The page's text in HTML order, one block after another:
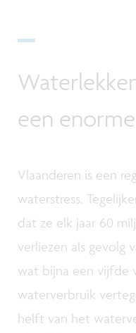
een
Vlaanderen is een
waterstress.
dat ze elk jaar 60
verliezen als gevolg
wat bijna een vijfde
waterverbruik
helft van het